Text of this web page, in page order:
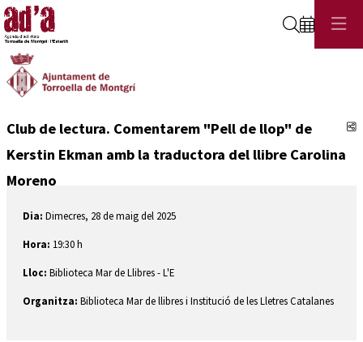
Cerca
Club de lectura. Comentarem "Pell de llop" de
Kerstin Ekman amb la traductora del llibre Carolina
Moreno
Dia: Dimecres, 28 de maig del 2025
Hora: 19:30 h
Lloc: Biblioteca Mar de Llibres - L'E
Organitza: Biblioteca Mar de llibres i Institució de les Lletres Catalanes